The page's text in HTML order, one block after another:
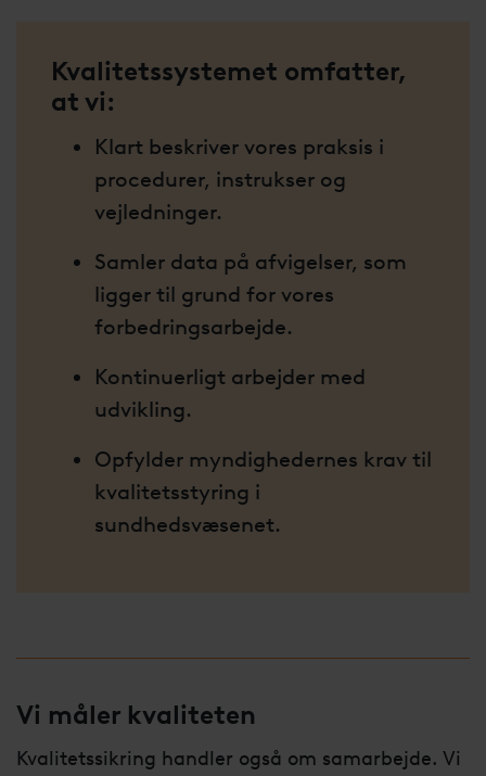
Kvalitetssystemet omfatter,
at vi:
Klart beskriver vores praksis i
procedurer, instrukser og
vejledninger.
Samler data på afvigelser, som
ligger til grund for vores
forbedringsarbejde.
Kontinuerligt arbejder med
udvikling.
Opfylder myndighedernes krav til
kvalitetsstyring i
sundhedsvæsenet.
Vi måler kvaliteten
Kvalitetssikring handler også om samarbejde. Vi